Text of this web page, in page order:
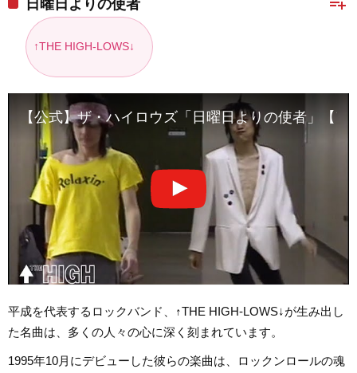
日曜日よりの使者
↑THE HIGH-LOWS↓
【公式】ザ・ハイロウズ「日曜日よりの使者」【
平成を代表するロックバンド、↑THE HIGH-LOWS↓が生み出し
た名曲は、多くの人々の心に深く刻まれています。
1995年10月にデビューした彼らの楽曲は、ロックンロールの魂